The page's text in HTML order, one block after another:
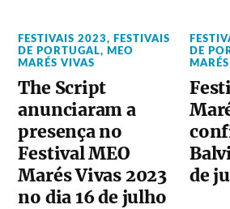
FESTIVAIS 2023,
FESTIVAIS
DE PORTUGAL, MEO
MARÉS VIVAS
The Script
anunciaram a
presença no
Festival MEO
Marés Vivas 2023
no dia 16 de julho
DE
de